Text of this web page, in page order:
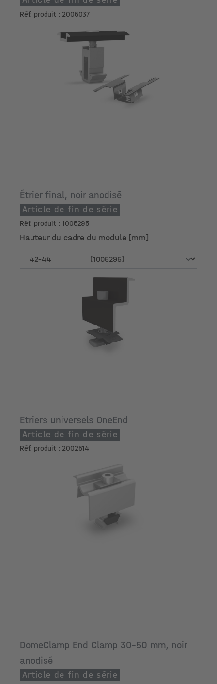
Réf. produit : 2005037
Étrier final, noir anodisé
Article de fin de série
Réf. produit : 1005295
Hauteur du cadre du module [mm]
Hauteur du cadre du module [mm]
Etriers universels OneEnd
Article de fin de série
Réf. produit : 2002514
DomeClamp End Clamp 30-50 mm, noir
anodisé
Article de fin de série